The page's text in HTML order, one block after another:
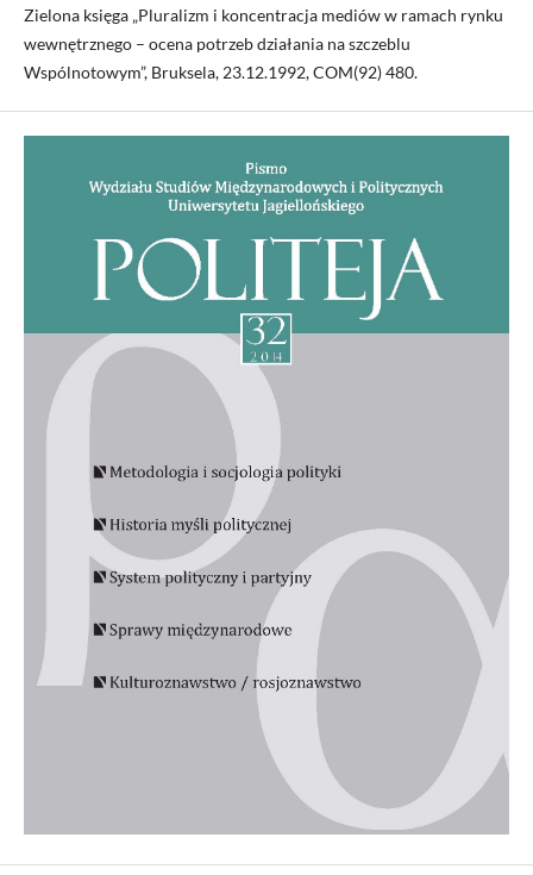
Zielona księga „Pluralizm i koncentracja mediów w ramach rynku
wewnętrznego – ocena potrzeb działania na szczeblu
Wspólnotowym”, Bruksela, 23.12.1992, COM(92) 480.